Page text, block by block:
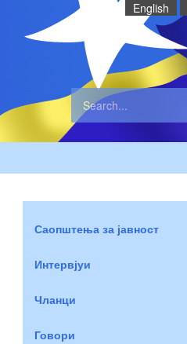
English
Саопштења за јавност
Интервјуи
Чланци
Говори